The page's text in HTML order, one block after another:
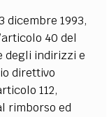
dicembre 1993,
40 del
degli indirizzi e
direttivo
112,
rimborso ed